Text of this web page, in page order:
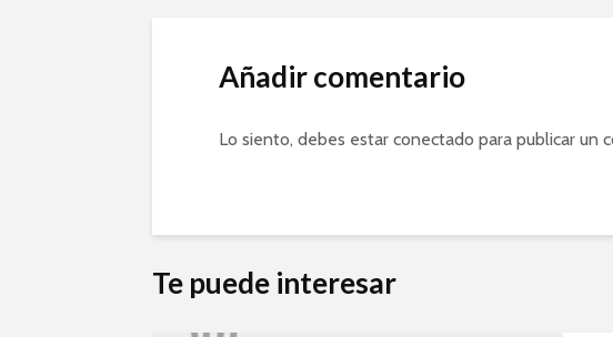
Añadir comentario
Lo siento, debes estar conectado para publicar un
Te puede interesar